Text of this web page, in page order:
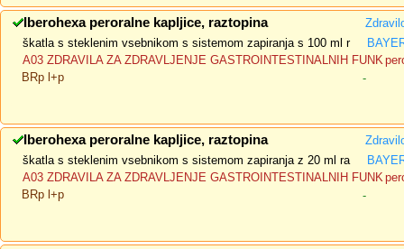
Iberohexa peroralne kapljice, raztopina
škatla s steklenim vsebnikom s sistemom zapiranja s 100 ml r
A03 ZDRAVILA ZA ZDRAVLJENJE GASTROINTESTINALNIH FUNK
BRp l+p
-
Iberohexa peroralne kapljice, raztopina
škatla s steklenim vsebnikom s sistemom zapiranja z 20 ml ra
A03 ZDRAVILA ZA ZDRAVLJENJE GASTROINTESTINALNIH FUNK
BRp l+p
-